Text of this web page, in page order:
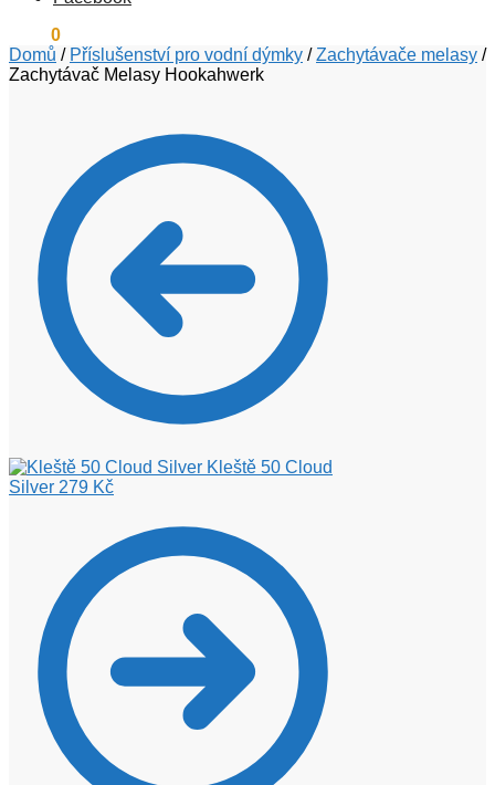
0
Domů / Příslušenství pro vodní dýmky /Zachytávače melasy /
Zachytávač Melasy Hookahwerk
Kleště 50 Cloud
Silver 279 Kč